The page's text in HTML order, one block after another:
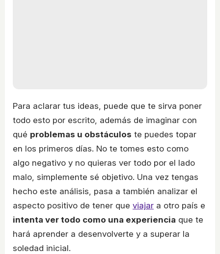
Para aclarar tus ideas, puede que te sirva poner
todo esto por escrito, además de imaginar con
qué problemas u obstáculos te puedes topar
en los primeros días. No te tomes esto como
algo negativo y no quieras ver todo por el lado
malo, simplemente sé objetivo. Una vez tengas
hecho este análisis, pasa a también analizar el
aspecto positivo de tener que viajar a otro país e
intenta ver todo como una experiencia que te
hará aprender a desenvolverte y a superar la
soledad inicial.